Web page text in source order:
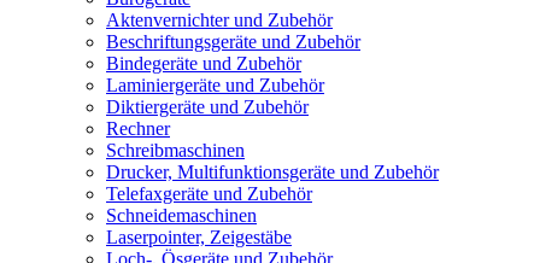
Aktenvernichter und Zubehör
Beschriftungsgeräte und Zubehör
Bindegeräte und Zubehör
Laminiergeräte und Zubehör
Diktiergeräte und Zubehör
Rechner
Schreibmaschinen
Drucker, Multifunktionsgeräte und Zubehör
Telefaxgeräte und Zubehör
Schneidemaschinen
Laserpointer, Zeigestäbe